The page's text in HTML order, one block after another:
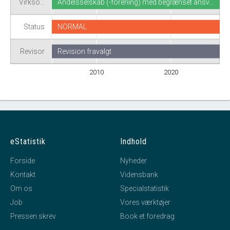
Virkso…
Status
Revisor
2010 2020
Andelsselskab (-forening) med begrænset ansv…
NORMAL
Revision fravalgt
eStatistik
Forside
Kontakt
Om os
Job
Pressen skrev
Indhold
Nyheder
Vidensbank
Specialstatistik
Vores værktøjer
Book et foredrag